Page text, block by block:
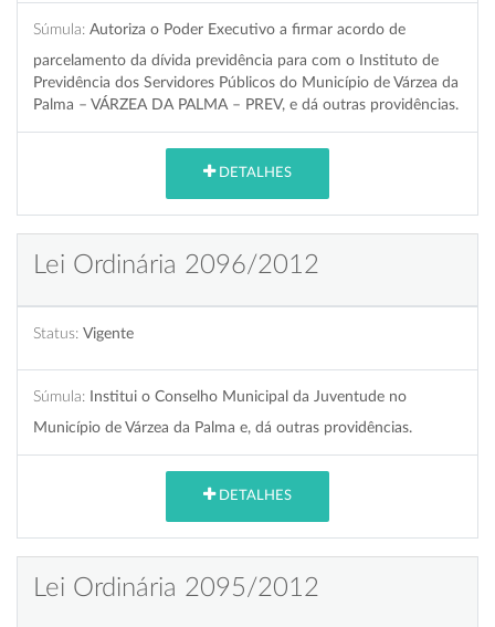
Súmula: Autoriza o Poder Executivo a firmar acordo de
parcelamento da dívida previdência para com o Instituto de
Previdência dos Servidores Públicos do Município de Várzea da
Palma – VÁRZEA DA PALMA – PREV, e dá outras providências.
DETALHES
Lei Ordinária 2096/2012
Status: Vigente
Súmula: Institui o Conselho Municipal da Juventude no
Município de Várzea da Palma e, dá outras providências.
DETALHES
Lei Ordinária 2095/2012